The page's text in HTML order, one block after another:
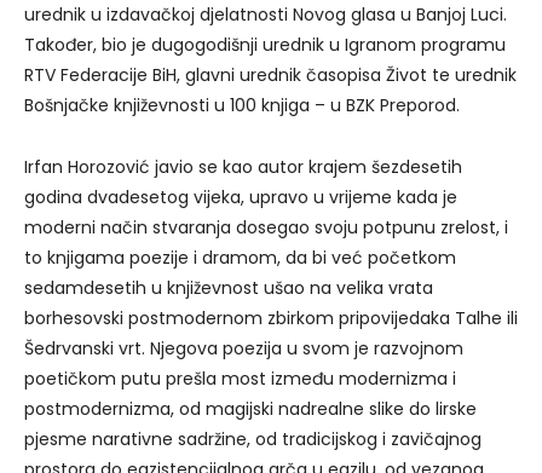
urednik u izdavačkoj djelatnosti Novog glasa u Banjoj Luci.
Također, bio je dugogodišnji urednik u Igranom programu
RTV Federacije BiH, glavni urednik časopisa Život te urednik
Bošnjačke književnosti u 100 knjiga – u BZK Preporod.
Irfan Horozović javio se kao autor krajem šezdesetih
godina dvadesetog vijeka, upravo u vrijeme kada je
moderni način stvaranja dosegao svoju potpunu zrelost, i
to knjigama poezije i dramom, da bi već početkom
sedamdesetih u književnost ušao na velika vrata
borhesovski postmodernom zbirkom pripovijedaka Talhe ili
Šedrvanski vrt. Njegova poezija u svom je razvojnom
poetičkom putu prešla most između modernizma i
postmodernizma, od magijski nadrealne slike do lirske
pjesme narativne sadržine, od tradicijskog i zavičajnog